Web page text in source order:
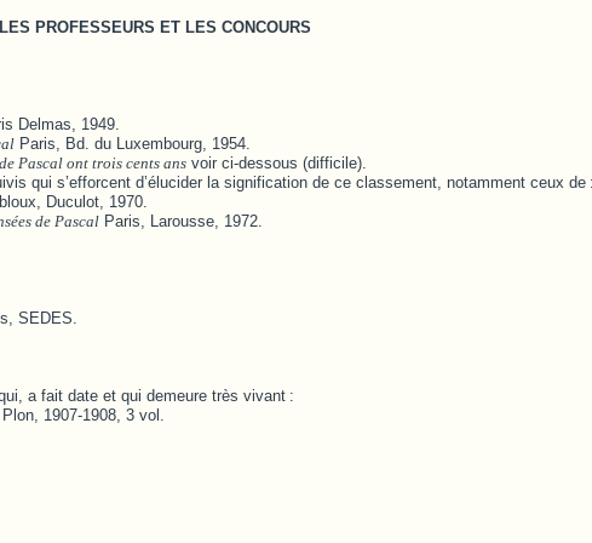
PROFESSEURS ET LES CONCOURS
Delmas, 1949.
Paris, Bd. du Luxembourg, 1954.
de Pascal ont trois cents ans voir ci-dessous (difficile).
qui s’efforcent d’élucider la signification de ce classement, notamment ceux de
Duculot, 1970.
de Pascal Paris, Larousse, 1972.
SEDES.
a fait date et qui demeure très vivant :
1907-1908, 3 vol.